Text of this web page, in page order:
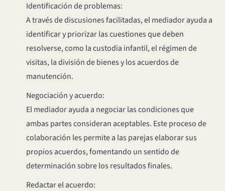
Identificación de problemas:
A través de discusiones facilitadas, el mediador ayuda a
identificar y priorizar las cuestiones que deben
resolverse, como la custodia infantil, el régimen de
visitas, la división de bienes y los acuerdos de
manutención.
Negociación y acuerdo:
El mediador ayuda a negociar las condiciones que
ambas partes consideran aceptables. Este proceso de
colaboración les permite a las parejas elaborar sus
propios acuerdos, fomentando un sentido de
determinación sobre los resultados finales.
Redactar el acuerdo: